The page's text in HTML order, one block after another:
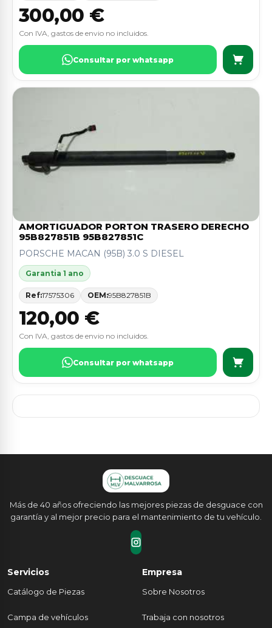
300,00 €
Con IVA, gastos de envio no incluidos.
Consultar por whatsapp
AMORTIGUADOR PORTON TRASERO DERECHO
95B827851B 95B827851C
PORSCHE MACAN (95B) 3.0 S DIESEL
Garantia 1 ano
Ref:17575306 OEM:95B827851B
120,00 €
Con IVA, gastos de envio no incluidos.
Consultar por whatsapp
Más de 40 años ofreciendo las mejores piezas de desguace con
garantía y al mejor precio para el mantenimiento de tu vehículo.
Servicios
Catálogo de Piezas
Campa de vehículos
Empresa
Sobre Nosotros
Trabaja con nosotros